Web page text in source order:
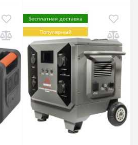
Бесплатная доставка
Популярный